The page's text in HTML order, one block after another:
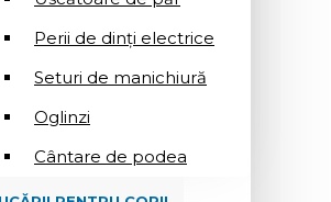
Perii de dinți electrice
Seturi de manichiură
Oglinzi
Cântare de podea